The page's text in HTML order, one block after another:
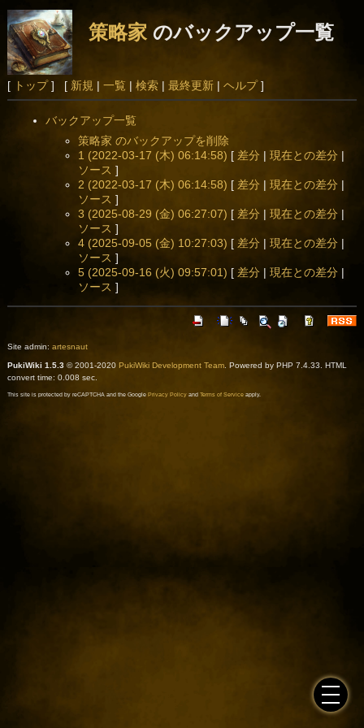
策略家 のバックアップ一覧
[ トップ] [ 新規 | 一覧 | 検索| 最終更新| ヘルプ]
バックアップ一覧
策略家 のバックアップを削除
1 (2022-03-17 (木) 06:14:58) [ 差分 |現在との差分 |
ソース ]
2 (2022-03-17 (木) 06:14:58) [ 差分 |現在との差分 |
ソース ]
3 (2025-08-29 (金) 06:27:07) [ 差分 |現在との差分 |
ソース ]
4 (2025-09-05 (金) 10:27:03) [ 差分 |現在との差分 |
ソース ]
5 (2025-09-16 (火) 09:57:01) [ 差分 |現在との差分 |
ソース ]
Site admin: artesnaut
PukiWiki 1.5.3© 2001-2020 PukiWiki Development Team. Powered by PHP 7.4.33. HTML
convert time: 0.008 sec.
This site is protected by reCAPTCHA and the Google Privacy Policyand Terms of Serviceapply.